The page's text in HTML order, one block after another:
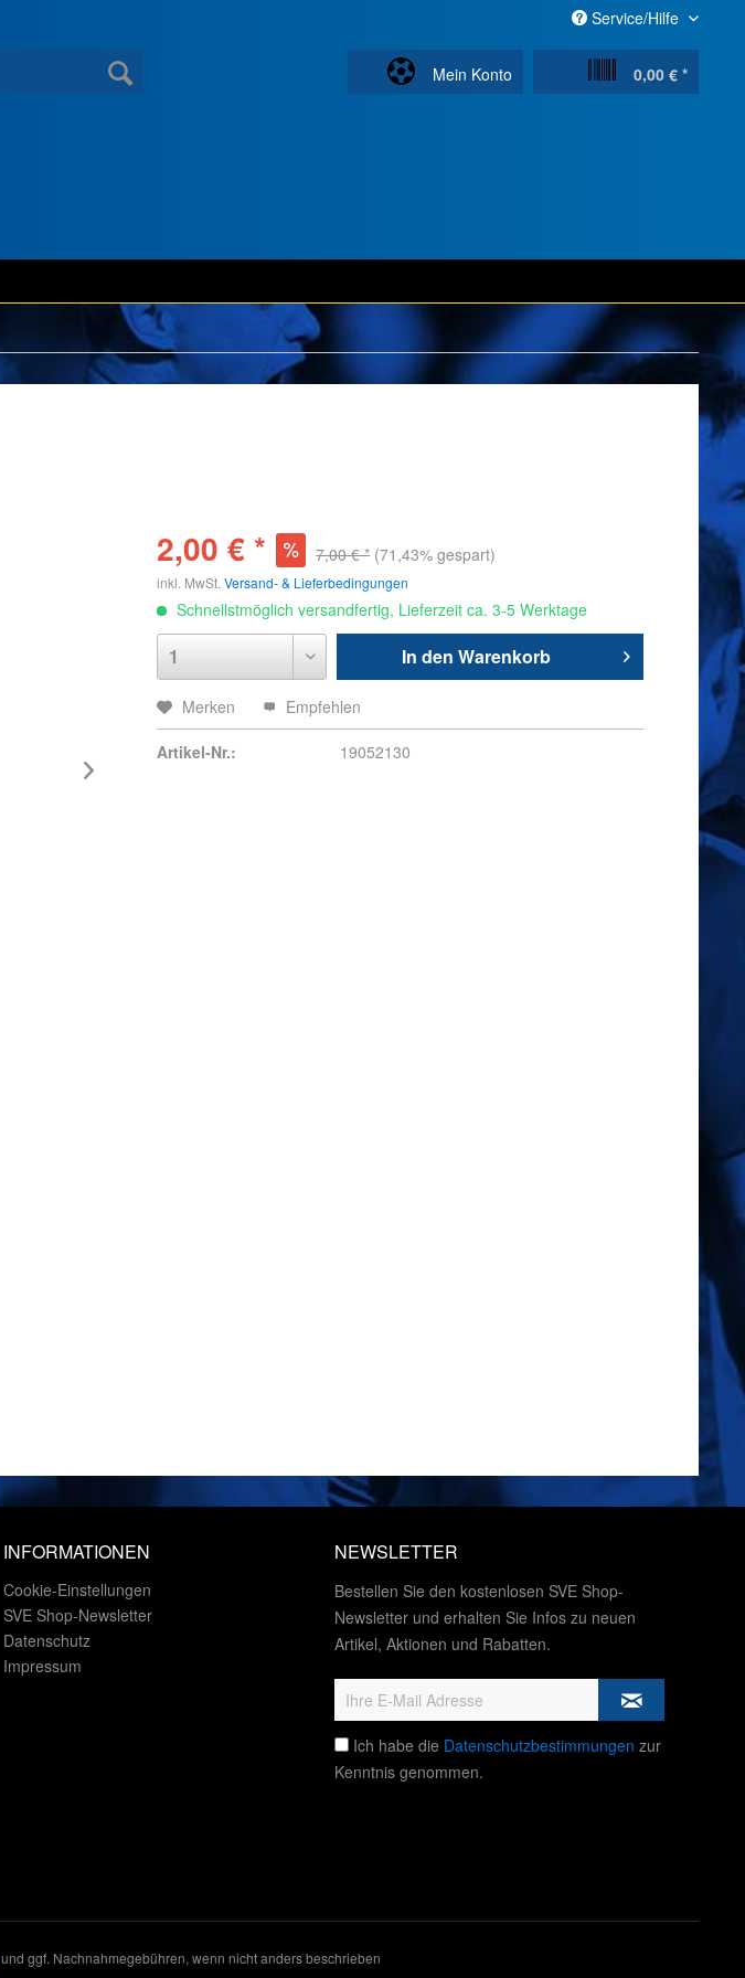
Service/Hilfe
Mein Konto 0,00 € *
2,00 € * 7,00 € * (71,43% gespart)
inkl. MwSt.Versand- & Lieferbedingungen
Schnellstmöglich versandfertig, Lieferzeit ca. 3-5 Werktage
In den Warenkorb
Merken Empfehlen
Artikel-Nr.: 19052130
INFORMATIONEN
Cookie-Einstellungen
SVE Shop-Newsletter
Datenschutz
Impressum
NEWSLETTER
Bestellen Sie den kostenlosen SVE Shop-
Newsletter und erhalten Sie Infos zu neuen
Artikel, Aktionen und Rabatten.
Ich habe die Datenschutzbestimmungen zur
Kenntnis genommen.
und ggf. Nachnahmegebühren, wenn nicht anders beschrieben